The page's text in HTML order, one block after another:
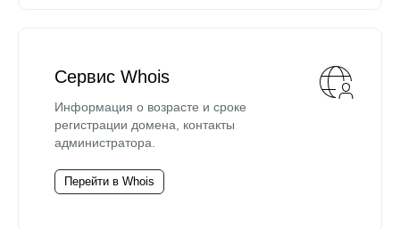
Сервис Whois
Информация о возрасте и сроке
регистрации домена, контакты
администратора.
Перейти в Whois